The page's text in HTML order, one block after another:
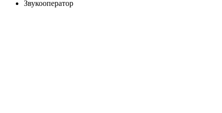
Звукооператор